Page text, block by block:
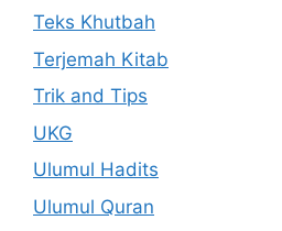
Teks Khutbah
Terjemah Kitab
Trik and Tips
UKG
Ulumul Hadits
Ulumul Quran